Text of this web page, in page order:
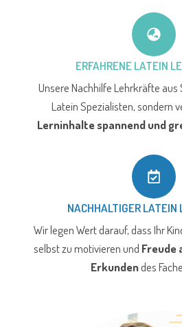
ERFAHRENE LATEIN
Unsere Nachhilfe Lehrkräfte aus
Latein Spezialisten, sondern
Lerninhalte spannend und
NACHHALTIGER LATEIN
Wir legen Wert darauf, dass Ihr
selbst zu motivieren und Freude
Erkundendes